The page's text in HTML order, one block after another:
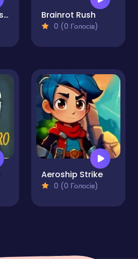
Pop the Balloons Game Brainrot Rush
0 (0 Голосів)
Aeroship Strike
0 (0 Голосів)